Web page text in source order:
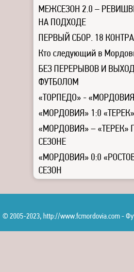
МЕЖСЕЗОН 2.0 –
НА ПОДХОДЕ
ПЕРВЫЙ СБОР. 18
Кто следующий в
БЕЗ ПЕРЕРЫВОВ И
ФУТБОЛОМ
«ТОРПЕДО» -
«МОРДОВИЯ» 1:0
«МОРДОВИЯ» –
СЕЗОНЕ
«МОРДОВИЯ» 0:0
СЕЗОН
© 2005-2023, http://www.fcmordovia.com -